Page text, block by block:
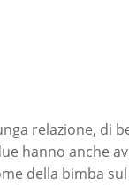
relazione, di
hanno anche
della bimba